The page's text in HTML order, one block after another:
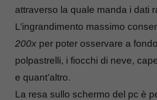
attraverso la quale manda i dati
L’ingrandimento massimo
200x per poter osservare a
polpastrelli, i fiocchi di neve,
e quant’altro.
La resa sullo schermo del pc è